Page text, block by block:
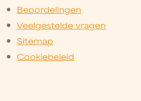
Beoordelingen
Veelgestelde vragen
Sitemap
Cookiebeleid